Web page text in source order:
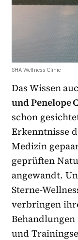
SHA Wellness Clinic
Das Wissen
und Penelope
schon
Erkenntnisse
Medizin
geprüften
angewandt.
Sterne-
verbringen
Behandlungen
und